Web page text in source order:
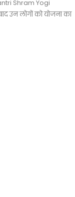
Shram Yogi
उन लोगों को योजना का